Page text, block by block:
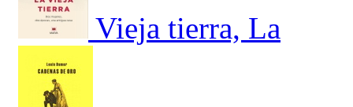
Vieja tierra, La